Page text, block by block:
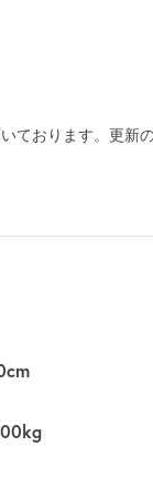
ております。更新